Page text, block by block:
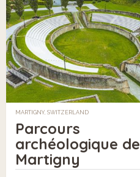
MARTIGNY, SWITZERLAND
Parcours
archéologique de
Martigny